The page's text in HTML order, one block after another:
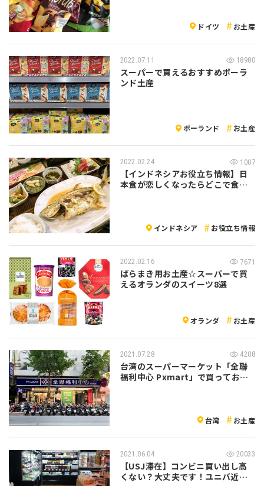
ドイツ お土産
2022.07.11 18980
スーパーで買えるおすすめポーラ
ンド土産
ポーランド お土産
2022.02.24 1007
【インドネシアお役立ち情報】日
本食が恋しくなったらどこで食べ
インドネシア お役立ち情報
2022.02.16 7671
ばらまき用お土産☆スーパーで買
えるオランダのスイーツ8選
オランダ お土産
2021.07.28 4208
台湾のスーパーマーケット「全聯
福利中心 Pxmart」で買っておき
台湾 お土産
2021.06.04 20033
【USJ滞在】コンビニ買い出し高
くない？大丈夫です！ユニバ近く